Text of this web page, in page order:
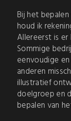
Bij het
houd ik
Allereerst is
Sommige
eenvoudige
anderen
illustratief
doelgroep en
bepalen van